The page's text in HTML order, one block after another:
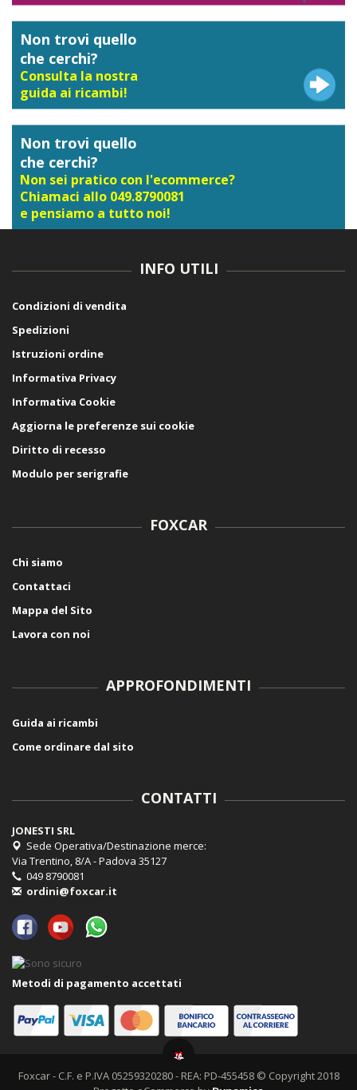
Non trovi quello
che cerchi?
Consulta la nostra
guida ai ricambi!
Non trovi quello
che cerchi?
Non sei pratico con l'ecommerce?
Chiamaci allo 049.8790081
e pensiamo a tutto noi!
INFO UTILI
Condizioni di vendita
Spedizioni
Istruzioni ordine
Informativa Privacy
Informativa Cookie
Aggiorna le preferenze sui cookie
Diritto di recesso
Modulo per serigrafie
FOXCAR
Chi siamo
Contattaci
Mappa del Sito
Lavora con noi
APPROFONDIMENTI
Guida ai ricambi
Come ordinare dal sito
CONTATTI
JONESTI SRL
Sede Operativa/Destinazione merce:
Via Trentino, 8/A - Padova 35127
049 8790081
ordini@foxcar.it
Metodi di pagamento accettati
Foxcar - C.F. e P.IVA 05259320280 - REA: PD-455458 © Copyright 2018